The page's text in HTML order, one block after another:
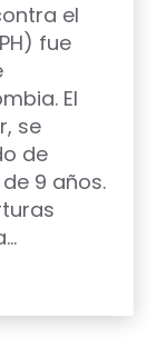
el
fue
El
se
de
9 años.